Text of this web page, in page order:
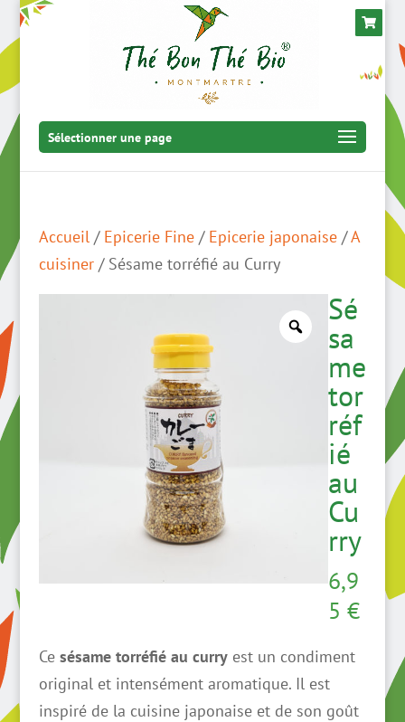
Sélectionner une page
Accueil/ Epicerie Fine/ Epicerie japonaise/A
cuisiner/ Sésame torréfié au Curry
Sé
sa
me
tor
réf
ié
au
Cu
rry
6,9
5 €
Ce sésame torréfié au curryest un condiment
original et intensément aromatique. Il est
inspiré de la cuisine japonaise et de son goût